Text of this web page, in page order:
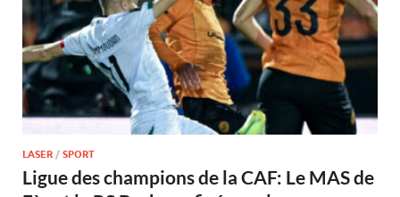
LASER / SPORT
Ligue des champions de la CAF: Le MAS de